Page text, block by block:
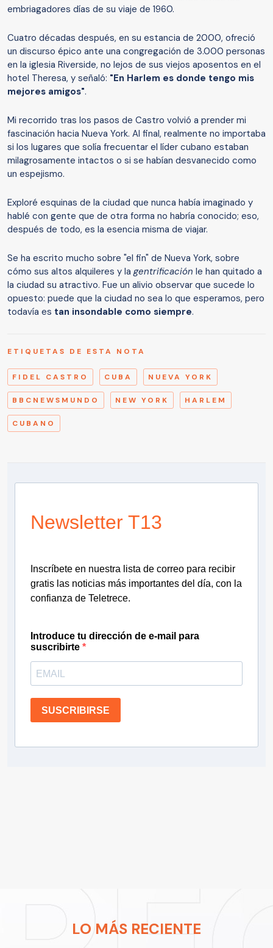
embriagadores días de su viaje de 1960.
Cuatro décadas después, en su estancia de 2000, ofreció
un discurso épico ante una congregación de 3.000 personas
en la iglesia Riverside, no lejos de sus viejos aposentos en el
hotel Theresa, y señaló: "En Harlem es donde tengo mis
mejores amigos".
Mi recorrido tras los pasos de Castro volvió a prender mi
fascinación hacia Nueva York. Al final, realmente no importaba
si los lugares que solía frecuentar el líder cubano estaban
milagrosamente intactos o si se habían desvanecido como
un espejismo.
Exploré esquinas de la ciudad que nunca había imaginado y
hablé con gente que de otra forma no habría conocido; eso,
después de todo, es la esencia misma de viajar.
Se ha escrito mucho sobre "el fin" de Nueva York, sobre
cómo sus altos alquileres y lagentrificación le han quitado a
la ciudad su atractivo. Fue un alivio observar que sucede lo
opuesto: puede que la ciudad no sea lo que esperamos, pero
todavía es tan insondable como siempre.
ETIQUETAS DE ESTA NOTA
FIDEL CASTRO CUBA NUEVA YORK
BBCNEWSMUNDO NEW YORK HARLEM
CUBANO
Newsletter T13
Inscríbete en nuestra lista de correo para recibir
gratis las noticias más importantes del día, con la
confianza de Teletrece.
Introduce tu dirección de e-mail para
suscribirte
SUSCRIBIRSE
LO MÁS RECIENTE